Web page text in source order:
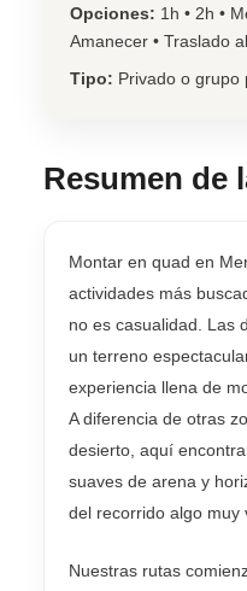
Opciones: 1h • 2h •
Amanecer • Traslado
Tipo: Privado o grupo
Resumen de
Montar en quad en
actividades más
no es casualidad. Las
un terreno
experiencia llena de
A diferencia de otras
desierto, aquí
suaves de arena y
del recorrido algo muy
Nuestras rutas